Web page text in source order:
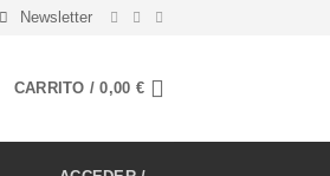
Newsletter
CARRITO /0,00 €